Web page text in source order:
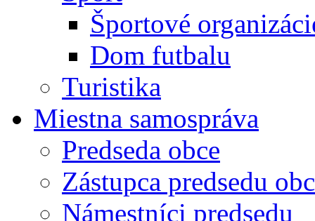
Športové
Dom futbalu
Turistika
Miestna samospráva
Predseda obce
Zástupca predsedu
Námestníci predsedu